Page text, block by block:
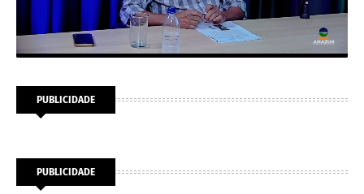
PUBLICIDADE
PUBLICIDADE